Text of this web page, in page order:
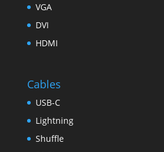
VGA
DVI
HDMI
Cables
USB-C
Lightning
Shuffle